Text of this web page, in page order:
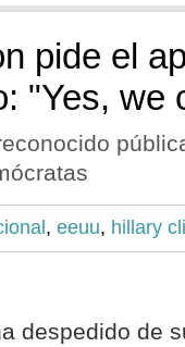
pide el
"Yes, we
, eeuu, hillary
despedido de